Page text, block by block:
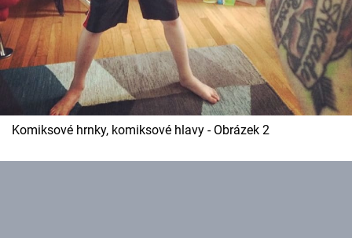
Komiksové hrnky, komiksové hlavy - Obrázek 2